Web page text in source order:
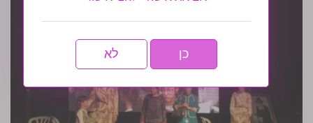
כן לא